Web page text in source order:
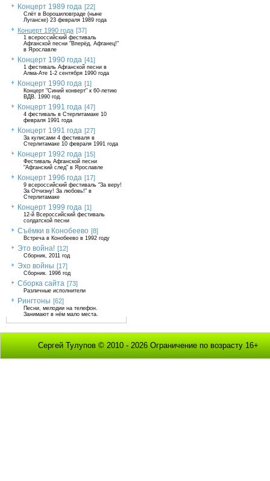
Концерт 1989 года [22]
Слёт в Ворошиловграде (ныне
Луганске) 23 февраля 1989 года
Концерт 1990 года [37]
1 всероссийский фестиваль
Афганской песни "Вперёд, Афганец!"
в Ярославле
Концерт 1990 года [41]
1 фестиваль Афганской песни в
Алма-Ате 1-2 сентября 1990 года
Концерт 1990 года [1]
Концерт "Синий конверт" к 60-летию
ВДВ. 1990 год.
Концерт 1991 года [47]
4 фестиваль в Стерлитамаке 10
февраля 1991 года
Концерт 1991 года [27]
За кулисами 4 фестиваля в
Стерлитамаке 10 февраля 1991 года
Концерт 1992 года [15]
Фестиваль Афганской песни
"Афганский след" в Ярославле
Концерт 1996 года [17]
9 всероссийский фестиваль "За веру!
За Отчизну! За любовь!" в
Стерлитамаке
Концерт 1999 года [1]
12-й Всероссийский фестиваль
солдатской песни
Съёмки в Конобеево [8]
Встреча в Конобеево в 1992 году
Это война! [12]
Сборник, 2011 год
Эхо войны [17]
Сборник. 1996 год
Сборка сайта [73]
Различные исполнители
Рингтоны [62]
Песни, мелодии на телефон.
Занимают в нём мало места.
Сергей Тулупов © 2010 - 2026 Ограничение по возрасту 16+